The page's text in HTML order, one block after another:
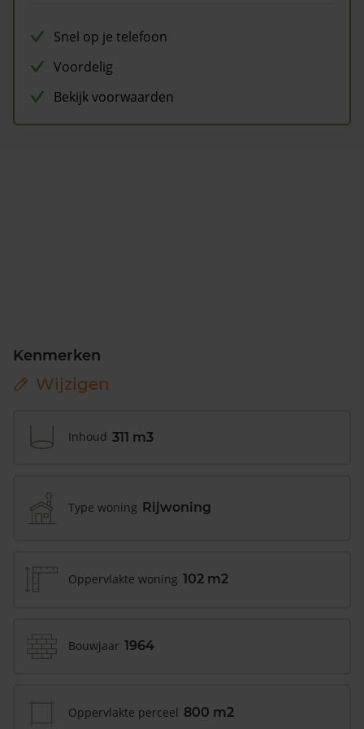
Snel op je telefoon
Voordelig
Bekijk voorwaarden
Kenmerken
Wijzigen
Inhoud 311 m3
Type woning Rijwoning
Oppervlakte woning 102 m2
Bouwjaar 1964
Oppervlakte perceel 800 m2